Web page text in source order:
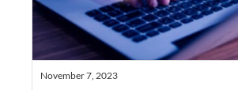
November 7, 2023